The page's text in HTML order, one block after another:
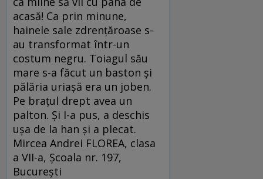
acasă! Ca prin minune,
hainele sale zdrenţăroase s-
au transformat într-un
costum negru. Toiagul său
mare s-a făcut un baston şi
pălăria uriaşă era un joben.
Pe braţul drept avea un
palton. Şi l-a pus, a deschis
uşa de la han şi a plecat.
Mircea Andrei FLOREA, clasa
a VII-a, Şcoala nr. 197,
Bucureşti